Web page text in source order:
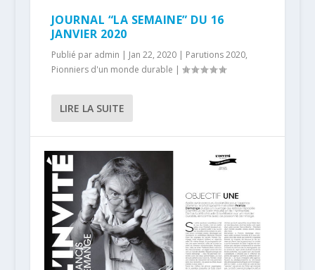
JOURNAL “LA SEMAINE” DU 16
JANVIER 2020
Publié par admin | Jan 22, 2020| Parutions 2020,
Pionniers d'un monde durable |
LIRE LA SUITE